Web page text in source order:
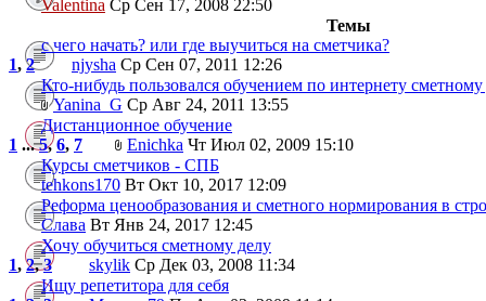
Valentina Ср Сен 17, 2008 22:50
Темы
с чего начать? или где выучиться на сметчика?
1,2 njysha Ср Сен 07, 2011 12:26
Кто-нибудь пользовался обучением по интернету сметному
Yanina_G Ср Авг 24, 2011 13:55
Дистанционное обучение
1 ...5,6, 7 Enichka Чт Июл 02, 2009 15:10
Курсы сметчиков - СПБ
tehkons170 Вт Окт 10, 2017 12:09
Реформа ценообразования и сметного нормирования в
Слава Вт Янв 24, 2017 12:45
Хочу обучиться сметному делу
1,2,3 skylik Ср Дек 03, 2008 11:34
Ищу репетитора для себя